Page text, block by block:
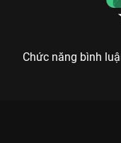
Chức năng bình